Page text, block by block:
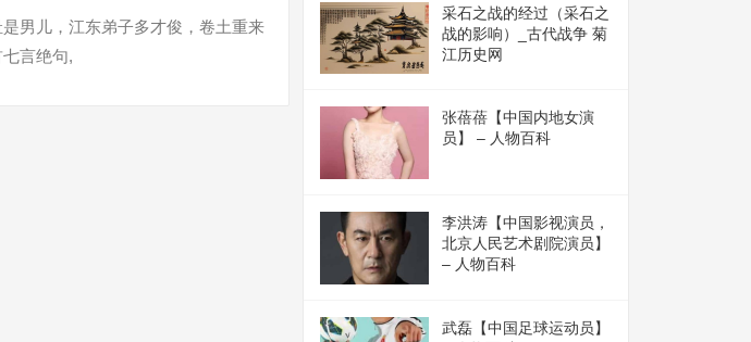
男儿，江东弟子多才俊，卷土重来
言绝句,
采石之战的经过（采石之
战的影响）_古代战争 菊
江历史网
张蓓蓓【中国内地女演
员】 – 人物百科
李洪涛【中国影视演员，
北京人民艺术剧院演员】
– 人物百科
武磊【中国足球运动员】